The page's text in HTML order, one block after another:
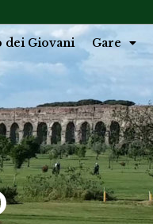
dei Giovani Gare